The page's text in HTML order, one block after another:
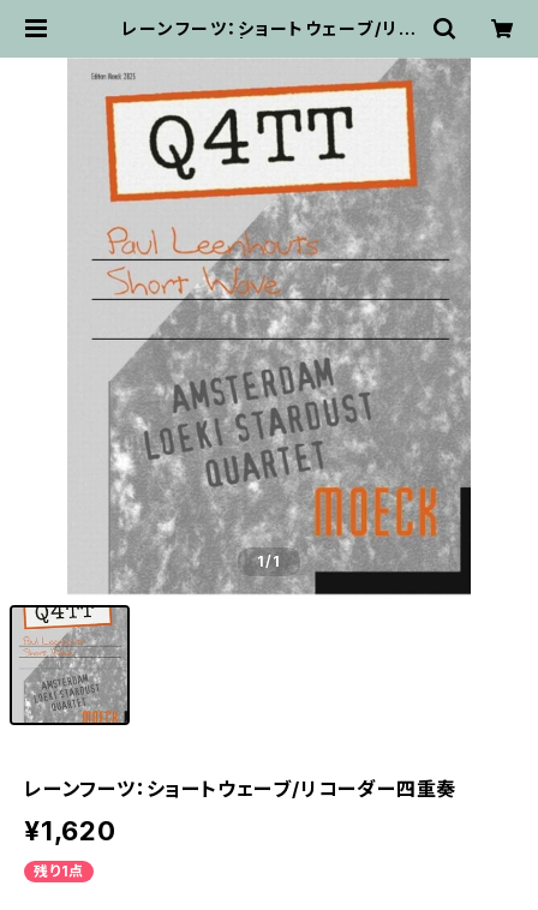
レーンフーツ：ショートウェーブ/リコ
1/1
レーンフーツ：ショートウェーブ/リコーダー四重奏
¥1,620
残り1点